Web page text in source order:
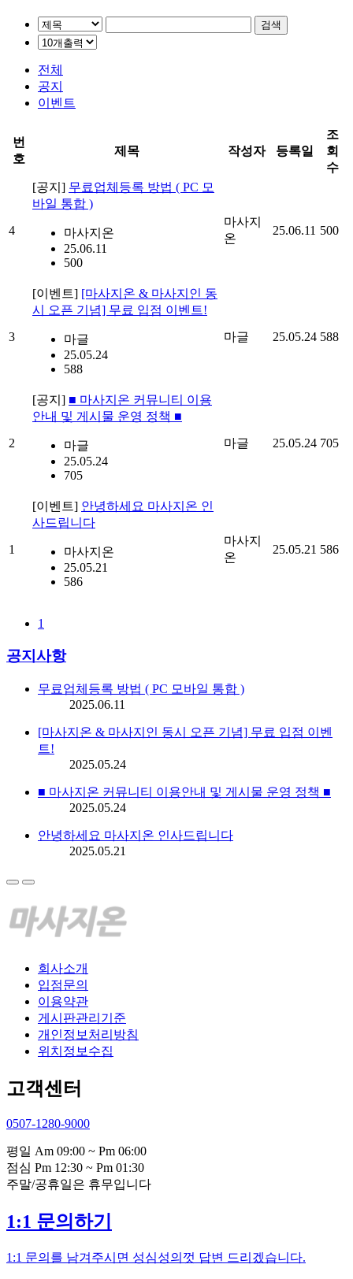
검색
전체
공지
이벤트
번
호
제목 작성자 등록일
조
회
수
4
[공지] 무료업체등록 방법 ( PC 모
바일 통합 )
마사지온
25.06.11
500
마사지
온
25.06.11 500
3
[이벤트] [마사지온 & 마사지인 동
시 오픈 기념] 무료 입점 이벤트!
마글
25.05.24
588
마글 25.05.24 588
2
[공지] ■ 마사지온 커뮤니티 이용
안내 및 게시물 운영 정책 ■
마글
25.05.24
705
마글 25.05.24 705
1
[이벤트] 안녕하세요 마사지온 인
사드립니다
마사지온
25.05.21
586
마사지
온
25.05.21 586
1
공지사항
무료업체등록 방법 ( PC 모바일 통합 )
2025.06.11
[마사지온 & 마사지인 동시 오픈 기념] 무료 입점 이벤
트!
2025.05.24
■ 마사지온 커뮤니티 이용안내 및 게시물 운영 정책 ■
2025.05.24
안녕하세요 마사지온 인사드립니다
2025.05.21
회사소개
입점문의
이용약관
게시판관리기준
개인정보처리방침
위치정보수집
고객센터
0507-1280-9000
평일 Am 09:00 ~ Pm 06:00
점심 Pm 12:30 ~ Pm 01:30
주말/공휴일은 휴무입니다
1:1 문의하기
1:1 문의를 남겨주시면 성심성의껏 답변 드리겠습니다.